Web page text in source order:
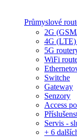
Průmyslové
2G
4G
5G
WiFi
Switche
Gateway
Senzory
Access
Servis -
+ 6